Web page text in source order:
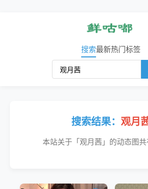
搜索最新热门标签
搜索结果： 观月
本站关于「观月茜」的动态图共